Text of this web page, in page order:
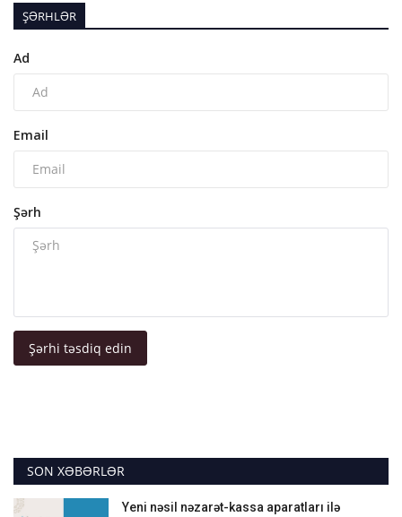
ŞƏRHLƏR
Ad
Email
Şərh
Şərhi təsdiq edin
SON XƏBƏRLƏR
Yeni nəsil nəzarət-kassa aparatları ilə